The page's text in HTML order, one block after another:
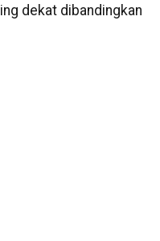
dekat dibandingkan